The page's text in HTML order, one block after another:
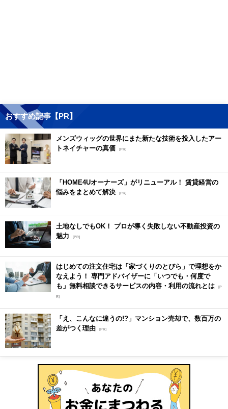
おすすめ記事【PR】
メンズウィッグの世界にまた新たな技術を投入したアー
トネイチャーの真価 [PR]
「HOME4Uオーナーズ」がリニューアル！ 賃貸経営の
悩みをまとめて解決 [PR]
土地なしでもOK！ プロが導く失敗しない不動産投資の
魅力
[PR]
はじめての注文住宅は「家づくりのとびら」で理想をか
なえよう！ 専門アドバイザーに「いつでも・何度で
も」無料相談できるサービスの内容・利用の流れとは [P
R]
「え、こんなに違うの!?」マンション売却で、数百万の
差がつく理由 [PR]